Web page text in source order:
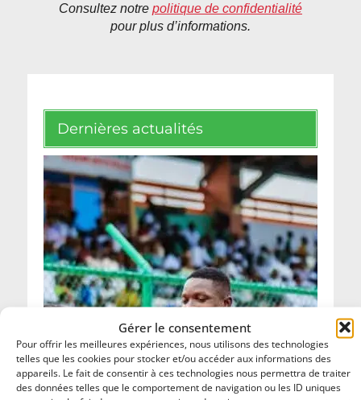
Gérer le consentement
Pour offrir les meilleures expériences, nous utilisons des technologies
telles que les cookies pour stocker et/ou accéder aux informations des
appareils. Le fait de consentir à ces technologies nous permettra de traiter
des données telles que le comportement de navigation ou les ID uniques
Consultez notre politique de confidentialité
pour plus d’informations.
Dernières actualités